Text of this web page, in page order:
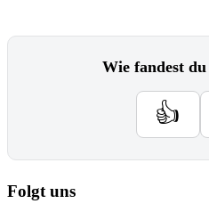
Wie fandest
👍
Folgt uns